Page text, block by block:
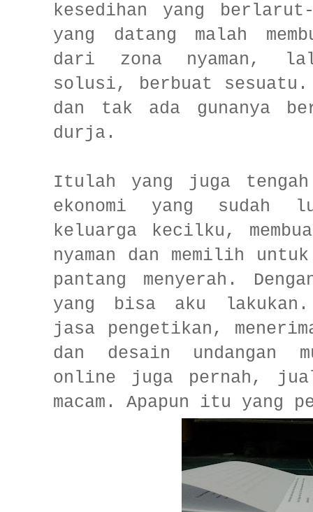
kesedihan yang
yang datang malah
dari zona nyaman,
solusi, berbuat sesuatu.
dan tak ada gunanya
durja.
Itulah yang juga tengah
ekonomi yang sudah
keluarga kecilku,
nyaman dan memilih
pantang menyerah.
yang bisa aku
jasa pengetikan,
dan desain undangan
online juga pernah,
macam. Apapun itu yang